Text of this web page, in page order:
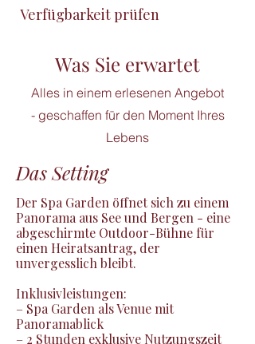
Verfügbarkeit prüfen
Was Sie erwartet
Alles in einem erlesenen Angebot
- geschaffen für den Moment Ihres
Lebens
Das Setting
Der Spa Garden öffnet sich zu einem
Panorama aus See und Bergen - eine
abgeschirmte Outdoor-Bühne für
einen Heiratsantrag, der
unvergesslich bleibt.
Inklusivleistungen:
– Spa Garden als Venue mit
Panoramablick
– 2 Stunden exklusive Nutzungszeit